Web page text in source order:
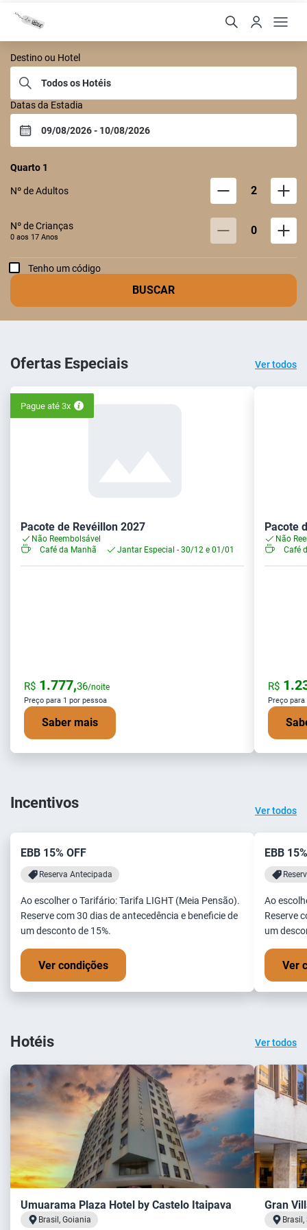
Castelo Itaipava
Destino ou Hotel
Datas da Estadia
Quarto 1
Nº de Adultos 2
Nº de Crianças
0 aos 17 Anos 0
Tenho um código
BUSCAR
Ofertas Especiais Ver todos
Pague até 3x
Pacote de Revéillon 2027
Não Reembolsável
Café da Manhã
Jantar Especial - 30/12 e 01/01
R$ 1.777,36/noite
Preço para 1 por pessoa
Saber mais
Pacote
Não
Café
R$
Preço
Incentivos Ver todos
EBB 15% OFF
Reserva Antecipada
Ao escolher o Tarifário: Tarifa LIGHT (Meia Pensão).
Reserve com 30 dias de antecedência e beneficie de
um desconto de 15%.
Ver condições
EBB
Ao
Reserve
um
Ver
Hotéis Ver todos
Umuarama Plaza Hotel by Castelo Itaipava
Brasil, Goiania
Gran